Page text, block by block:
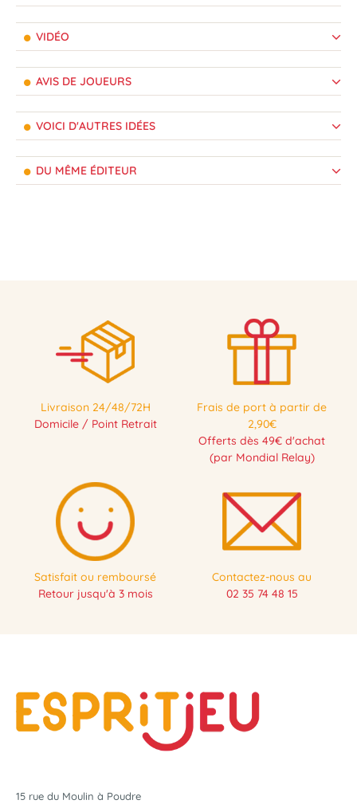
VIDÉO
AVIS DE JOUEURS
VOICI D'AUTRES IDÉES
DU MÊME ÉDITEUR
Livraison 24/48/72H
Domicile / Point Retrait
Frais de port à partir de
2,90€
Offerts dès 49€ d'achat
(par Mondial Relay)
Satisfait ou remboursé
Retour jusqu'à 3 mois
Contactez-nous au
02 35 74 48 15
15 rue du Moulin à Poudre